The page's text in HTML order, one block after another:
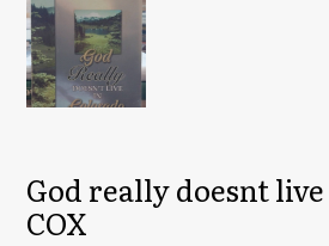
God really doesnt
COX